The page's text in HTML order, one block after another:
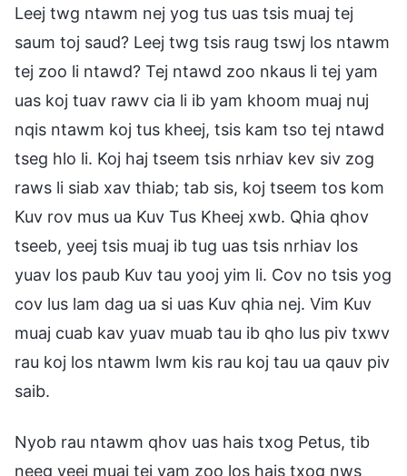
Leej twg ntawm nej yog tus uas tsis muaj tej
saum toj saud? Leej twg tsis raug tswj los ntawm
tej zoo li ntawd? Tej ntawd zoo nkaus li tej yam
uas koj tuav rawv cia li ib yam khoom muaj nuj
nqis ntawm koj tus kheej, tsis kam tso tej ntawd
tseg hlo li. Koj haj tseem tsis nrhiav kev siv zog
raws li siab xav thiab; tab sis, koj tseem tos kom
Kuv rov mus ua Kuv Tus Kheej xwb. Qhia qhov
tseeb, yeej tsis muaj ib tug uas tsis nrhiav los
yuav los paub Kuv tau yooj yim li. Cov no tsis yog
cov lus lam dag ua si uas Kuv qhia nej. Vim Kuv
muaj cuab kav yuav muab tau ib qho lus piv txwv
rau koj los ntawm lwm kis rau koj tau ua qauv piv
saib.
Nyob rau ntawm qhov uas hais txog Petus, tib
neeg yeej muaj tej yam zoo los hais txog nws